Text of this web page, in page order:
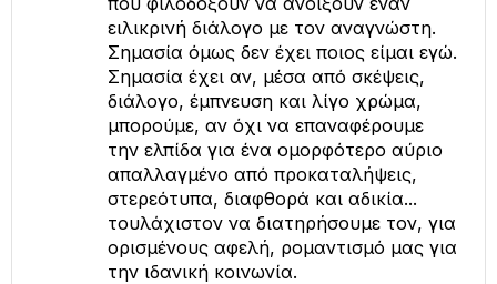
ειλικρινή διάλογο με τον αναγνώστη.
Σημασία όμως δεν έχει ποιος είμαι εγώ.
Σημασία έχει αν, μέσα από σκέψεις,
διάλογο, έμπνευση και λίγο χρώμα,
μπορούμε, αν όχι να επαναφέρουμε
την ελπίδα για ένα ομορφότερο αύριο
απαλλαγμένο από προκαταλήψεις,
στερεότυπα, διαφθορά και αδικία...
τουλάχιστον να διατηρήσουμε τον, για
ορισμένους αφελή, ρομαντισμό μας για
την ιδανική κοινωνία.